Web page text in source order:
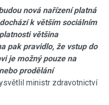
nová nařízení platná
k větším sociálním
většina
pak pravidlo, že vstup do
je možný pouze na
prodělání
ministr zdravotnictví